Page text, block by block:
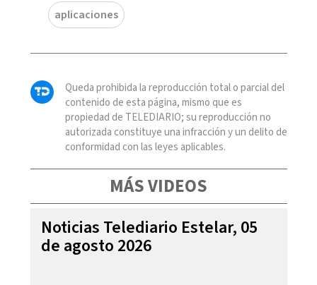
aplicaciones
Queda prohibida la reproducción total o parcial del
contenido de esta página, mismo que es
propiedad de TELEDIARIO; su reproducción no
autorizada constituye una infracción y un delito de
conformidad con las leyes aplicables.
MÁS VIDEOS
Noticias Telediario Estelar, 05
de agosto 2026